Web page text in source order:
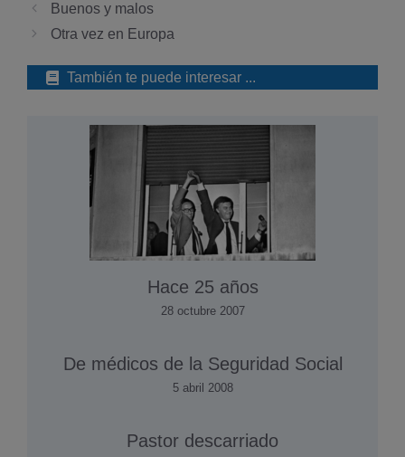
Buenos y malos
Otra vez en Europa
También te puede interesar ...
Hace 25 años
28 octubre 2007
De médicos de la Seguridad Social
5 abril 2008
Pastor descarriado